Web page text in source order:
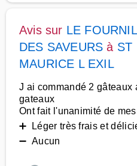
Avis sur LE FOURNIL
DES SAVEURS à ST
MAURICE L EXIL
J ai commandé 2 gâteaux
gateaux
Ont fait l'unanimité de
➕ Léger très frais et
➖ Aucun